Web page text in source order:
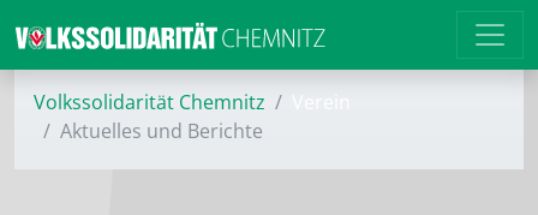
Volkssolidarität Chemnitz
Aktuelles und Berichte